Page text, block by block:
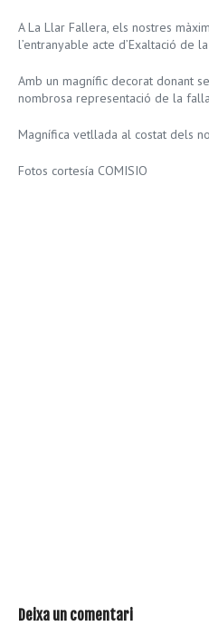
A La Llar Fallera, els nostres
l’entranyable acte d’Exaltació de
Amb un magnífic decorat donant
nombrosa representació de la
Magnífica vetllada al costat dels
Fotos cortesía COMISIO
Deixa un comentari